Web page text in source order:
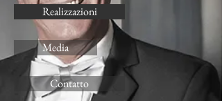
Realizzazioni
Media
Contatto